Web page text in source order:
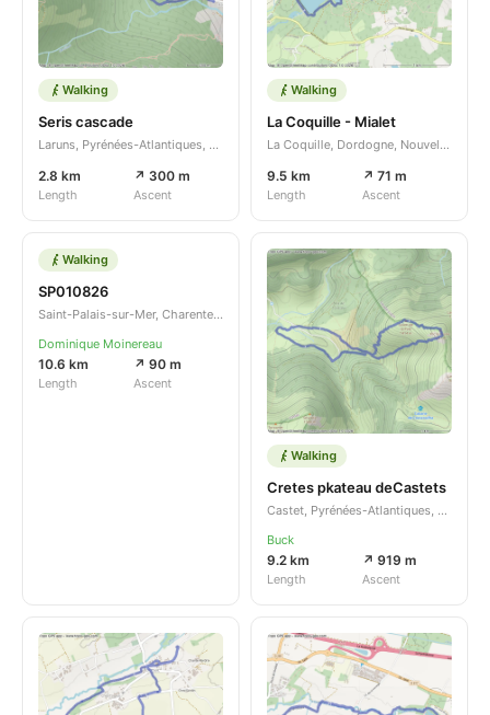
Walking
Seris cascade
Laruns, Pyrénées-Atlantiques, Nouvelle-Aquitaine, FR
2.8 km
Length
↗ 300 m
Ascent
Walking
La Coquille - Mialet
La Coquille, Dordogne, Nouvelle-Aquitaine, FR
9.5 km
Length
↗ 71 m
Ascent
Walking
SP010826
Saint-Palais-sur-Mer, Charente-Maritime, Nouvelle-Aquitaine, FR
Dominique Moinereau
10.6 km
Length
↗ 90 m
Ascent
Walking
Cretes pkateau deCastets
Castet, Pyrénées-Atlantiques, Nouvelle-Aquitaine, FR
Buck
9.2 km
Length
↗ 919 m
Ascent